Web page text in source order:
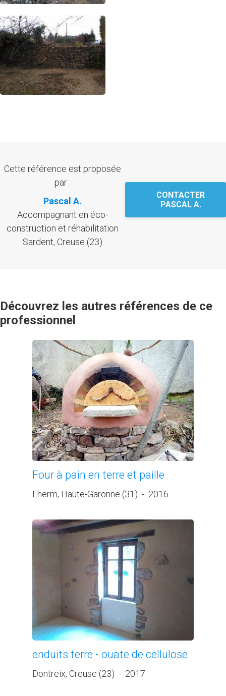
Cette référence est proposée
par :
Pascal A.
Accompagnant en éco-
construction et réhabilitation
Sardent, Creuse (23)
CONTACTER
PASCAL A.
Découvrez les autres références de ce
professionnel
Four à pain en terre et paille
Lherm, Haute-Garonne (31) - 2016
enduits terre - ouate de cellulose
Dontreix, Creuse (23) - 2017